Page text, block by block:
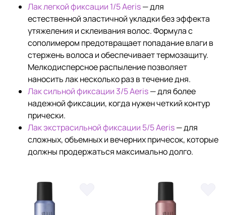
Лак легкой фиксации 1/5 Aeris— для
естественной эластичной укладки без эффекта
утяжеления и склеивания волос. Формула с
сополимером предотвращает попадание влаги в
стержень волоса и обеспечивает термозащиту.
Мелкодисперсное распыление позволяет
наносить лак несколько раз в течение дня.
Лак сильной фиксации 3/5 Aeris— для более
надежной фиксации, когда нужен четкий контур
прически.
Лак экстрасильной фиксации 5/5 Aeris— для
сложных, объемных и вечерних причесок, которые
должны продержаться максимально долго.